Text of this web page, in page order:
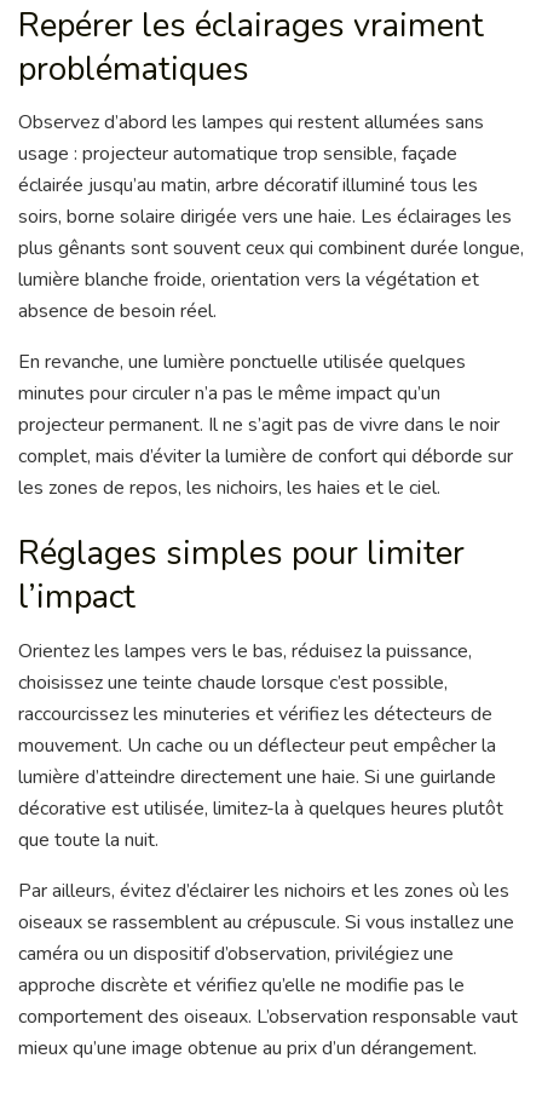
Repérer les éclairages vraiment
problématiques
Observez d’abord les lampes qui restent allumées sans
usage : projecteur automatique trop sensible, façade
éclairée jusqu’au matin, arbre décoratif illuminé tous les
soirs, borne solaire dirigée vers une haie. Les éclairages les
plus gênants sont souvent ceux qui combinent durée longue,
lumière blanche froide, orientation vers la végétation et
absence de besoin réel.
En revanche, une lumière ponctuelle utilisée quelques
minutes pour circuler n’a pas le même impact qu’un
projecteur permanent. Il ne s’agit pas de vivre dans le noir
complet, mais d’éviter la lumière de confort qui déborde sur
les zones de repos, les nichoirs, les haies et le ciel.
Réglages simples pour limiter
l’impact
Orientez les lampes vers le bas, réduisez la puissance,
choisissez une teinte chaude lorsque c’est possible,
raccourcissez les minuteries et vérifiez les détecteurs de
mouvement. Un cache ou un déflecteur peut empêcher la
lumière d’atteindre directement une haie. Si une guirlande
décorative est utilisée, limitez-la à quelques heures plutôt
que toute la nuit.
Par ailleurs, évitez d’éclairer les nichoirs et les zones où les
oiseaux se rassemblent au crépuscule. Si vous installez une
caméra ou un dispositif d’observation, privilégiez une
approche discrète et vérifiez qu’elle ne modifie pas le
comportement des oiseaux. L’observation responsable vaut
mieux qu’une image obtenue au prix d’un dérangement.